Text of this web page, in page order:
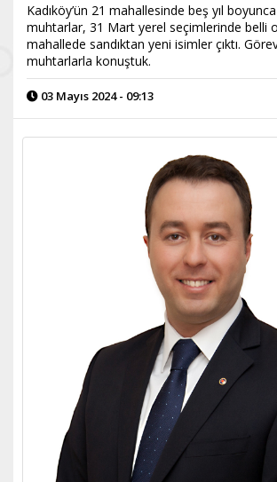
Kadıköy’ün 21 mahallesinde beş yıl
muhtarlar, 31 Mart yerel seçimlerinde belli
mahallede sandıktan yeni isimler çıktı.
muhtarlarla konuştuk.
03 Mayıs 2024 - 09:13